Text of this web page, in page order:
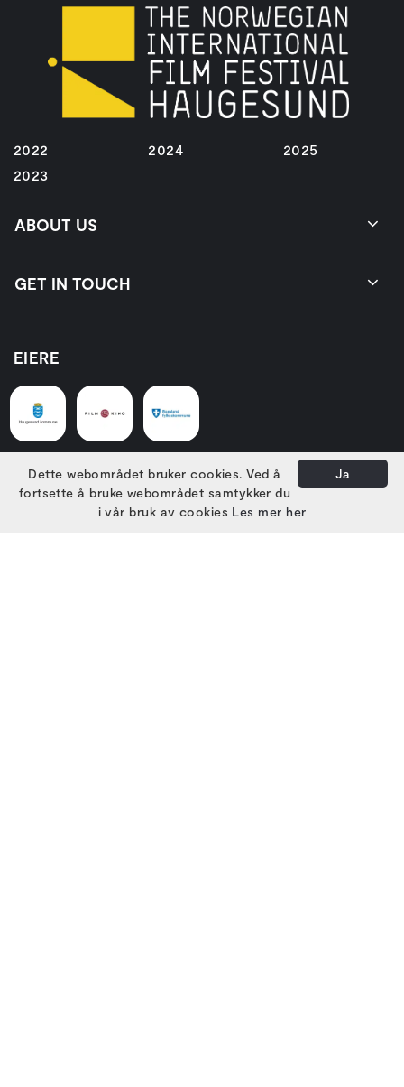
2022
2023
2024 2025
ABOUT US
GET IN TOUCH
EIERE
HOVEDSAMARBEIDSPARTNERE
Ja
Dette webområdet bruker cookies. Ved å
fortsette å bruke webområdet samtykker du
i vår bruk av cookies Les mer her